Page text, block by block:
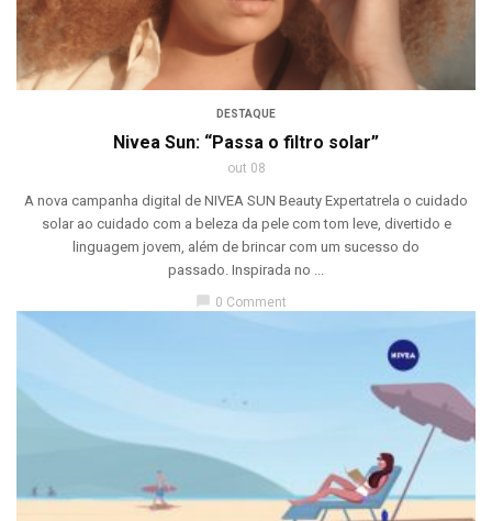
DESTAQUE
Nivea Sun: “Passa o filtro solar”
out 08
A nova campanha digital de NIVEA SUN Beauty Expertatrela o cuidado
solar ao cuidado com a beleza da pele com tom leve, divertido e
linguagem jovem, além de brincar com um sucesso do
passado. Inspirada no ...
0 Comment